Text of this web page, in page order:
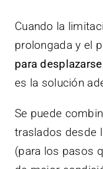
Cuando la
prolongada y el
para desplazarse
es la solución
Se puede
traslados desde
(para los pasos